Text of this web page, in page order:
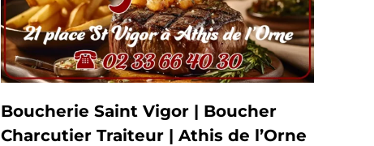
Boucherie Saint Vigor | Boucher
Charcutier Traiteur | Athis de l’Orne